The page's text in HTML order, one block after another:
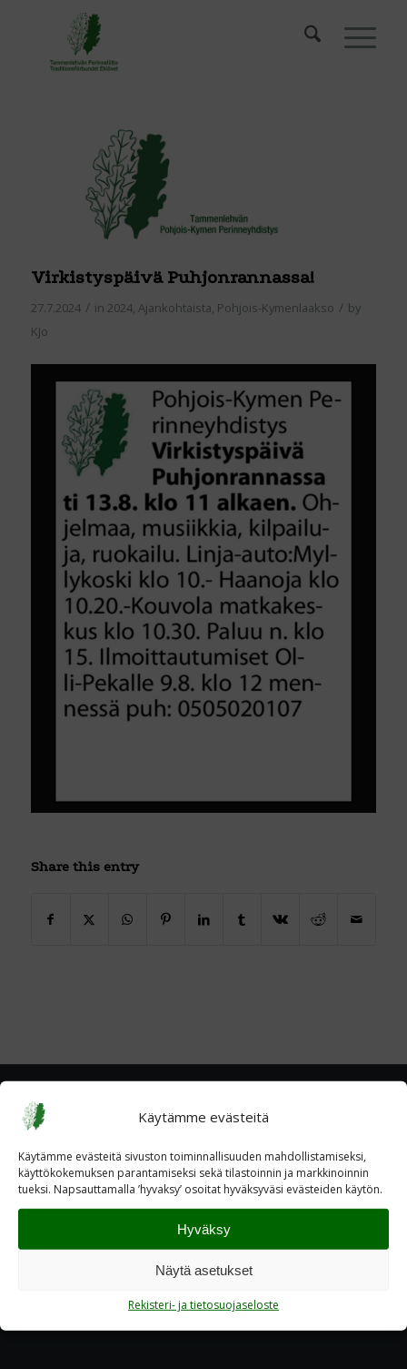
Käytämme evästeitä
Käytämme evästeitä sivuston toiminnallisuuden mahdollistamiseksi,
käyttökokemuksen parantamiseksi sekä tilastoinnin ja markkinoinnin
tueksi. Napsauttamalla ’hyvaksy’ osoitat hyväksyväsi evästeiden käytön.
Hyväksy
Näytä asetukset
Rekisteri- ja tietosuojaseloste
Virkistyspäivä Puhjonrannassa!
27.7.2024 / in 2024, Ajankohtaista, Pohjois-Kymenlaakso / by
KJo
Share this entry